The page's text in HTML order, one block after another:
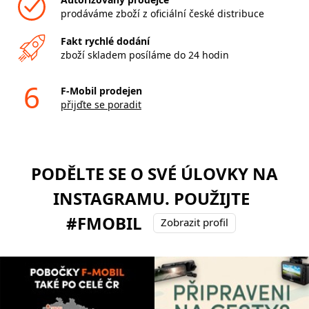
prodáváme zboží z oficiální české distribuce
Fakt rychlé dodání
zboží skladem posíláme do 24 hodin
6
F-Mobil prodejen
přijďte se poradit
PODĚLTE SE O SVÉ ÚLOVKY NA
INSTAGRAMU. POUŽIJTE
#FMOBIL
Zobrazit profil